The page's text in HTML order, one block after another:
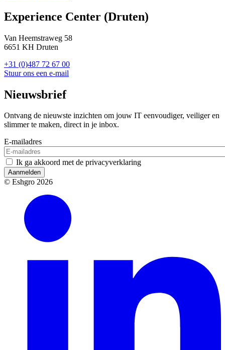
Experience Center (Druten)
Van Heemstraweg 58
6651 KH Druten
+31 (0)487 72 67 00
Stuur ons een e-mail
Nieuwsbrief
Ontvang de nieuwste inzichten om jouw IT eenvoudiger, veiliger en
slimmer te maken, direct in je inbox.
E-mailadres
Ik ga akkoord met de privacyverklaring
Aanmelden
© Eshgro 2026
Socials